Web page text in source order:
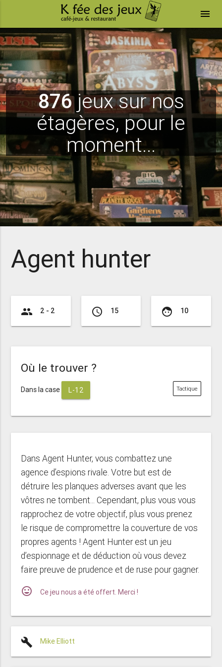
menu
876jeux sur nos
étagères, pour le
moment...
Agent hunter
group 2 - 2 access_time 15 face 10
Où le trouver ?
Dans la case L-12 Tactique
Dans Agent Hunter, vous combattez une
agence d’espions rivale. Votre but est de
détruire les planques adverses avant que les
vôtres ne tombent... Cependant, plus vous vous
rapprochez de votre objectif, plus vous prenez
le risque de compromettre la couverture de vos
propres agents ! Agent Hunter est un jeu
d’espionnage et de déduction où vous devez
faire preuve de prudence et de ruse pour gagner.
mood Ce jeu nous a été offert. Merci !
build Mike Elliott